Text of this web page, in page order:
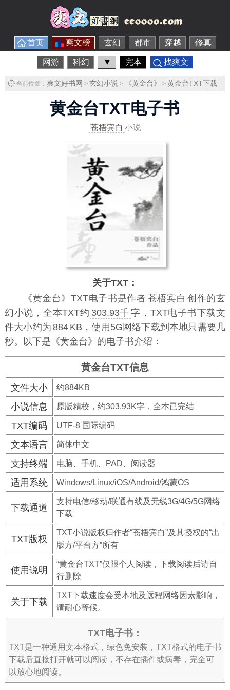
首页 爽文榜 玄幻 都市 穿越 修真
网游 科幻 ▼ 完本 找爽文
当前位置： 爽文好书网 > 玄幻小说> 《黄金台》 > 黄金台TXT下载
黄金台TXT电子书
苍梧宾白 小说
关于TXT：
《黄金台》TXT电子书是作者 苍梧宾白 创作的玄
幻小说，全本TXT约 303.93千 字，TXT电子书下载文
件大小约为 884 KB，使用5G网络下载到本地只需要几
秒。以下是《黄金台》的电子书介绍：
黄金台TXT信息
文件大小 约884KB
小说信息 原版精校，约303.93K字，全本已完结
TXT编码 UTF-8 国际编码
文本语言 简体中文
支持终端 电脑、手机、PAD、阅读器
适用系统 Windows/Linux/iOS/Android/鸿蒙OS
下载通道
支持电信/移动/联通有线及无线3G/4G/5G网络
下载
TXT版权
TXT小说版权归作者“苍梧宾白”及其授权的“出
版方/平台方”所有
使用说明
“黄金台TXT”仅限个人阅读，下载阅读后请自
行删除
关于下载
TXT下载速度会受本地及远程网络因素影响，
请耐心等候。
TXT电子书：
TXT是一种通用文本格式，绿色免安装，TXT格式的电子书
下载后直接打开就可以阅读，不存在插件或病毒，完全可
以放心地阅读。